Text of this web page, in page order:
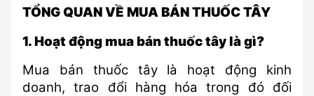
TỔNG QUAN VỀ MUA BÁN THUỐC TÂY
1. Hoạt động mua bán thuốc tây là gì?
Mua bán thuốc tây là hoạt động kinh
doanh, trao đổi hàng hóa trong đó đối